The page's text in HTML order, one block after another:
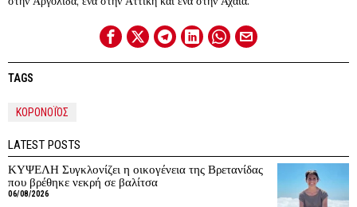
TAGS
ΚΟΡΟΝΟΪΌΣ
LATEST POSTS
ΚΥΨΕΛΗ Συγκλονίζει η οικογένεια της Βρετανίδας
που βρέθηκε νεκρή σε βαλίτσα
06/08/2026